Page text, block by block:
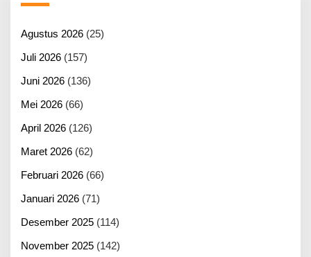
Agustus 2026 (25)
Juli 2026 (157)
Juni 2026 (136)
Mei 2026 (66)
April 2026 (126)
Maret 2026 (62)
Februari 2026 (66)
Januari 2026 (71)
Desember 2025 (114)
November 2025 (142)